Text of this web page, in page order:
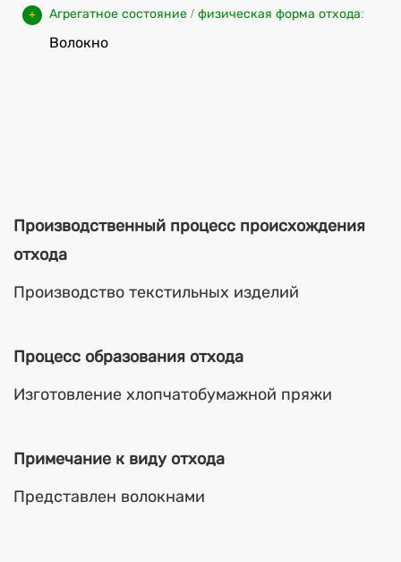
Агрегатное состояние / физическая форма отхода:
Волокно
Производственный процесс происхождения
отхода
Производство текстильных изделий
Процесс образования отхода
Изготовление хлопчатобумажной пряжи
Примечание к виду отхода
Представлен волокнами